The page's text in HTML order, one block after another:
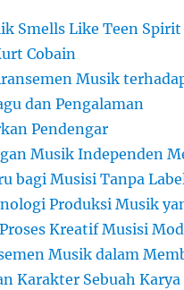
Smells Like Teen Spirit
Cobain
Musik
dan Pengalaman
Pendengar
Musik Independen
bagi Musisi Tanpa
Produksi Musik
Kreatif Musisi
Musik dalam
Karakter Sebuah Karya